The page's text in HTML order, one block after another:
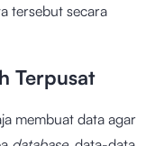
tersebut secara
Terpusat
membuat data agar